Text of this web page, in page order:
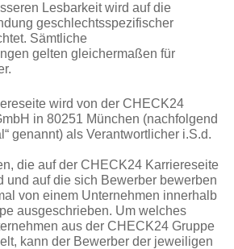
Lesbarkeit wird auf die
geschlechtsspezifischer
Sämtliche
gelten gleichermaßen für
wird von der CHECK24
in 80251 München (nachfolgend
genannt) als Verantwortlicher i.S.d.
die auf der CHECK24 Karriereseite
und auf die sich Bewerber bewerben
von einem Unternehmen innerhalb
ausgeschrieben. Um welches
aus der CHECK24 Gruppe
kann der Bewerber der jeweiligen